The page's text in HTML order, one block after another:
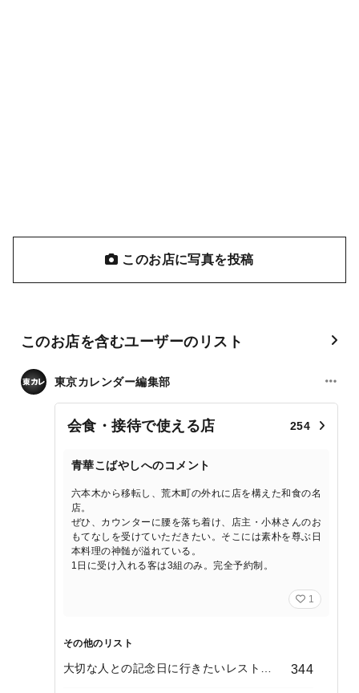
このお店に写真を投稿
このお店を含むユーザーのリスト
東京カレンダー編集部
会食・接待で使える店 254
青華こばやしへのコメント
六本木から移転し、荒木町の外れに店を構えた和食の名
店。
ぜひ、カウンターに腰を落ち着け、店主・小林さんのお
もてなしを受けていただきたい。そこには素朴を尊ぶ日
本料理の神髄が溢れている。
1日に受け入れる客は3組のみ。完全予約制。
1
その他のリスト
大切な人との記念日に行きたいレストラ
344